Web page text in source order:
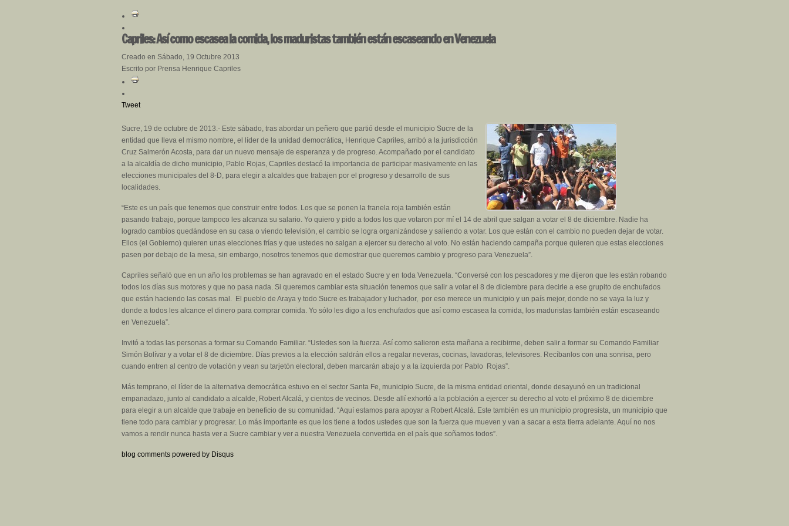
Capriles: Así como escasea la comida, los maduristas también están escaseando en Venezuela
Creado en Sábado, 19 Octubre 2013
Escrito por Prensa Henrique Capriles
Tweet
Sucre, 19 de octubre de 2013.- Este sábado, tras abordar un peñero que partió desde el municipio Sucre de la
entidad que lleva el mismo nombre, el líder de la unidad democrática, Henrique Capriles, arribó a la jurisdicción
Cruz Salmerón Acosta, para dar un nuevo mensaje de esperanza y de progreso. Acompañado por el candidato
a la alcaldía de dicho municipio, Pablo Rojas, Capriles destacó la importancia de participar masivamente en las
elecciones municipales del 8-D, para elegir a alcaldes que trabajen por el progreso y desarrollo de sus
localidades.
“Este es un país que tenemos que construir entre todos. Los que se ponen la franela roja también están
pasando trabajo, porque tampoco les alcanza su salario. Yo quiero y pido a todos los que votaron por mí el 14 de abril que salgan a votar el 8 de diciembre. Nadie ha
logrado cambios quedándose en su casa o viendo televisión, el cambio se logra organizándose y saliendo a votar. Los que están con el cambio no pueden dejar de votar.
Ellos (el Gobierno) quieren unas elecciones frías y que ustedes no salgan a ejercer su derecho al voto. No están haciendo campaña porque quieren que estas elecciones
pasen por debajo de la mesa, sin embargo, nosotros tenemos que demostrar que queremos cambio y progreso para Venezuela”.
Capriles señaló que en un año los problemas se han agravado en el estado Sucre y en toda Venezuela. “Conversé con los pescadores y me dijeron que les están robando
todos los días sus motores y que no pasa nada. Si queremos cambiar esta situación tenemos que salir a votar el 8 de diciembre para decirle a ese grupito de enchufados
que están haciendo las cosas mal. El pueblo de Araya y todo Sucre es trabajador y luchador, por eso merece un municipio y un país mejor, donde no se vaya la luz y
donde a todos les alcance el dinero para comprar comida. Yo sólo les digo a los enchufados que así como escasea la comida, los maduristas también están escaseando
en Venezuela”.
Invitó a todas las personas a formar su Comando Familiar. “Ustedes son la fuerza. Así como salieron esta mañana a recibirme, deben salir a formar su Comando Familiar
Simón Bolívar y a votar el 8 de diciembre. Días previos a la elección saldrán ellos a regalar neveras, cocinas, lavadoras, televisores. Recíbanlos con una sonrisa, pero
cuando entren al centro de votación y vean su tarjetón electoral, deben marcarán abajo y a la izquierda por Pablo Rojas”.
Más temprano, el líder de la alternativa democrática estuvo en el sector Santa Fe, municipio Sucre, de la misma entidad oriental, donde desayunó en un tradicional
empanadazo, junto al candidato a alcalde, Robert Alcalá, y cientos de vecinos. Desde allí exhortó a la población a ejercer su derecho al voto el próximo 8 de diciembre
para elegir a un alcalde que trabaje en beneficio de su comunidad. “Aquí estamos para apoyar a Robert Alcalá. Este también es un municipio progresista, un municipio que
tiene todo para cambiar y progresar. Lo más importante es que los tiene a todos ustedes que son la fuerza que mueven y van a sacar a esta tierra adelante. Aquí no nos
vamos a rendir nunca hasta ver a Sucre cambiar y ver a nuestra Venezuela convertida en el país que soñamos todos”.
blog comments powered by Disqus